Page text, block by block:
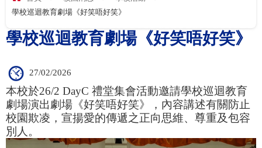
學校巡迴教育劇場《好笑唔好笑》
學校巡迴教育劇場《好笑唔好笑》
27/02/2026
本校於26/2 DayC 禮堂集會活動邀請學校巡迴教育
劇場演出劇場《好笑唔好笑》，內容講述有關防止
校園欺凌，宣揚愛的傳遞之正向思維、尊重及包容
別人。